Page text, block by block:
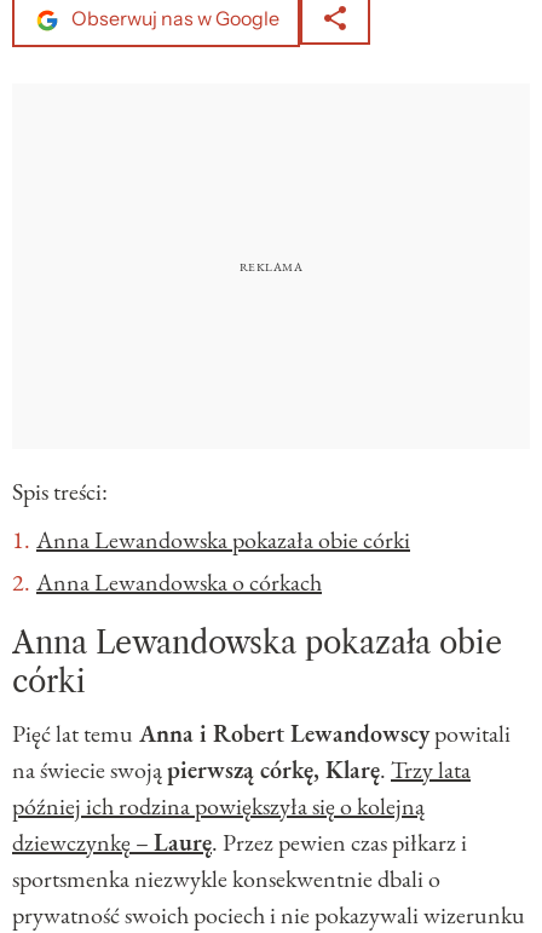
Obserwuj nas w Google
Spis treści:
Anna Lewandowska pokazała obie córki
Anna Lewandowska o córkach
Anna Lewandowska pokazała obie
córki
Pięć lat temu Anna i Robert Lewandowscypowitali
na świecie swojąpierwszą córkę, Klarę.Trzy lata
później ich rodzina powiększyła się o kolejną
dziewczynkę –Laurę. Przez pewien czas piłkarz i
sportsmenka niezwykle konsekwentnie dbali o
prywatność swoich pociech i nie pokazywali wizerunku